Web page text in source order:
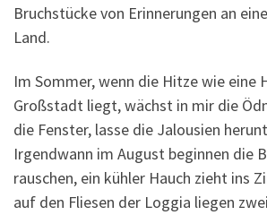
Bruchstücke von Erinnerungen an
Land.
Im Sommer, wenn die Hitze wie eine
Großstadt liegt, wächst in mir die
die Fenster, lasse die Jalousien
Irgendwann im August beginnen die
rauschen, ein kühler Hauch zieht ins
auf den Fliesen der Loggia liegen